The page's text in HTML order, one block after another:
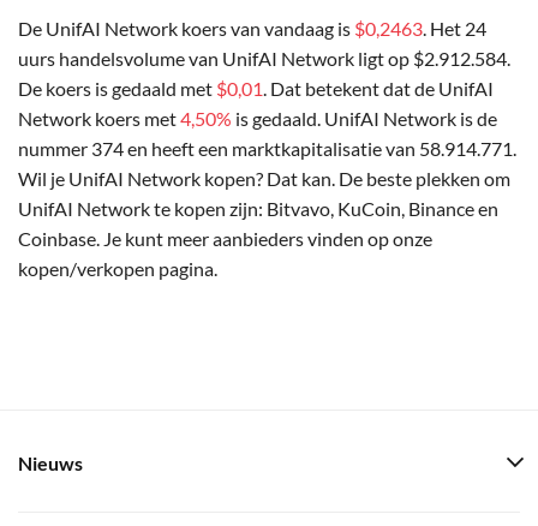
De UnifAI Network koers van vandaag is $0,2463. Het 24
uurs handelsvolume van UnifAI Network ligt op $2.912.584.
De koers is gedaald met $0,01. Dat betekent dat de UnifAI
Network koers met4,50% is gedaald. UnifAI Network is de
nummer 374 en heeft een marktkapitalisatie van 58.914.771.
Wil je UnifAI Network kopen? Dat kan. De beste plekken om
UnifAI Network te kopen zijn: Bitvavo, KuCoin, Binance en
Coinbase. Je kunt meer aanbieders vinden op onze
kopen/verkopen pagina.
Nieuws